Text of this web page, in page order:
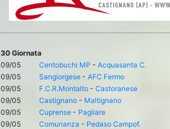
30 Giornata
09/05
Centobuchi MP - Acquasanta C.
09/05
Sangiorgese - AFC Fermo
09/05
F.C.R.Montalto - Castoranese
09/05
Castignano - Maltignano
09/05
Cuprense - Pagliare
09/05
Comunanza - Pedaso Campof.